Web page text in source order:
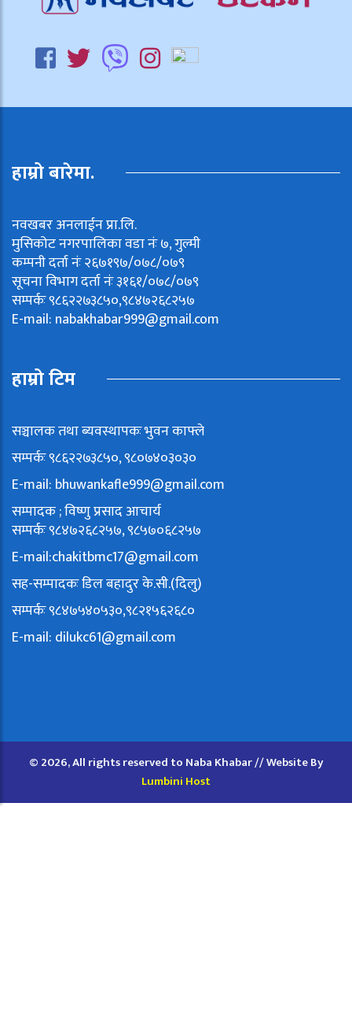
हाम्रो बारेमा.
नवखबर अनलाईन प्रा.लि.
मुसिकोट नगरपालिका वडा नंः ७, गुल्मी
कम्पनी दर्ता नंः २६७१९७/०७८/०७९
सूचना विभाग दर्ता नंः ३१६१/०७८/०७९
सम्पर्कः ९८६२२७३८५०,९८४७२६८२५७
E-mail: nabakhabar999@gmail.com
हाम्रो टिम
सञ्चालक तथा ब्यवस्थापकः भुवन काफ्ले
सम्पर्कः ९८६२२७३८५०, ९८०७४०३०३०
E-mail: bhuwankafle999@gmail.com
सम्पादक ; विष्णु प्रसाद आचार्य
सम्पर्कः ९८४७२६८२५७, ९८५७०६८२५७
E-mail:chakitbmc17@gmail.com
सह-सम्पादकः डिल बहादुर के.सी.(दिलु)
सम्पर्कः ९८४७५४०५३०,९८२१५६२६८०
E-mail: dilukc61@gmail.com
© 2026, All rights reserved to Naba Khabar // Website By
Lumbini Host